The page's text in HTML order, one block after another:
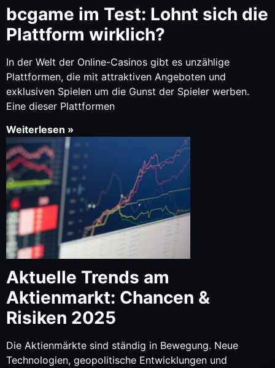
bcgame im Test: Lohnt sich die
Plattform wirklich?
In der Welt der Online-Casinos gibt es unzählige
Plattformen, die mit attraktiven Angeboten und
exklusiven Spielen um die Gunst der Spieler werben.
Eine dieser Plattformen
Weiterlesen »
Aktuelle Trends am
Aktienmarkt: Chancen &
Risiken 2025
Die Aktienmärkte sind ständig in Bewegung. Neue
Technologien, geopolitische Entwicklungen und